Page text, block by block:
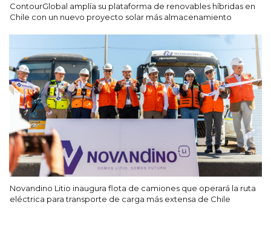
ContourGlobal amplía su plataforma de renovables híbridas en
Chile con un nuevo proyecto solar más almacenamiento
Novandino Litio inaugura flota de camiones que operará la ruta
eléctrica para transporte de carga más extensa de Chile